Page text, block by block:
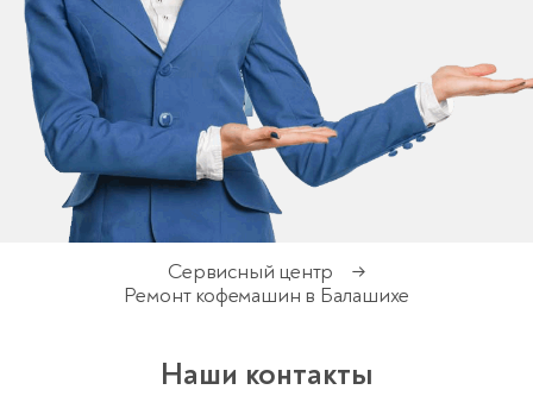
Сервисный центр
→
Ремонт кофемашин в Балашихе
Наши контакты